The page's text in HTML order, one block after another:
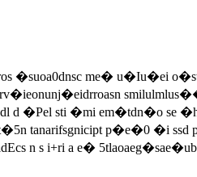
�suoa0dnsc me� u�Iu�ei
�Pel sti �mi em�tdn�o se
tanarifsgnicipt p�e�0 �i ssd
n s i+ri a e�